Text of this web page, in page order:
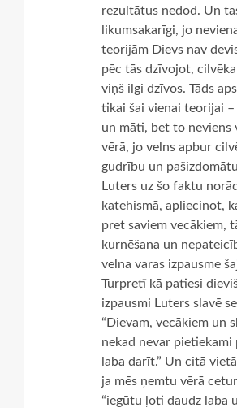
rezultātus nedod. Un
likumsakarīgi, jo
teorijām Dievs nav
pēc tās dzīvojot,
viņš ilgi dzīvos. Tāds
tikai šai vienai teorijai –
un māti, bet to neviens
vērā, jo velns apbur
gudrību un
Luters uz šo faktu
katehismā, apliecinot,
pret saviem vecākiem,
kurnēšana un
velna varas izpausme
Turpretī kā patiesi
izpausmi Luters slavē
“Dievam, vecākiem un
nekad nevar pietiekami
laba darīt.” Un citā
ja mēs ņemtu vērā
“iegūtu ļoti daudz laba